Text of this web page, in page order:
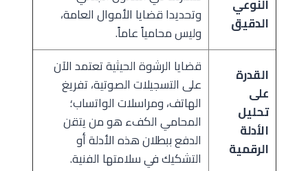
النوعي
الدقيق
وتحديدا قضايا الأموال العامة،
وليس محامياً عاماً.
القدرة
على
تحليل
الأدلة
الرقمية
قضايا الرشوة الحيثية تعتمد الآن
على التسجيلات الصوتية، تفريغ
الهاتف، ومراسلات الواتساب؛
المحامي الكفء هو من يتقن
الدفع ببطلان هذه الأدلة أو
التشكيك في سلامتها الفنية.